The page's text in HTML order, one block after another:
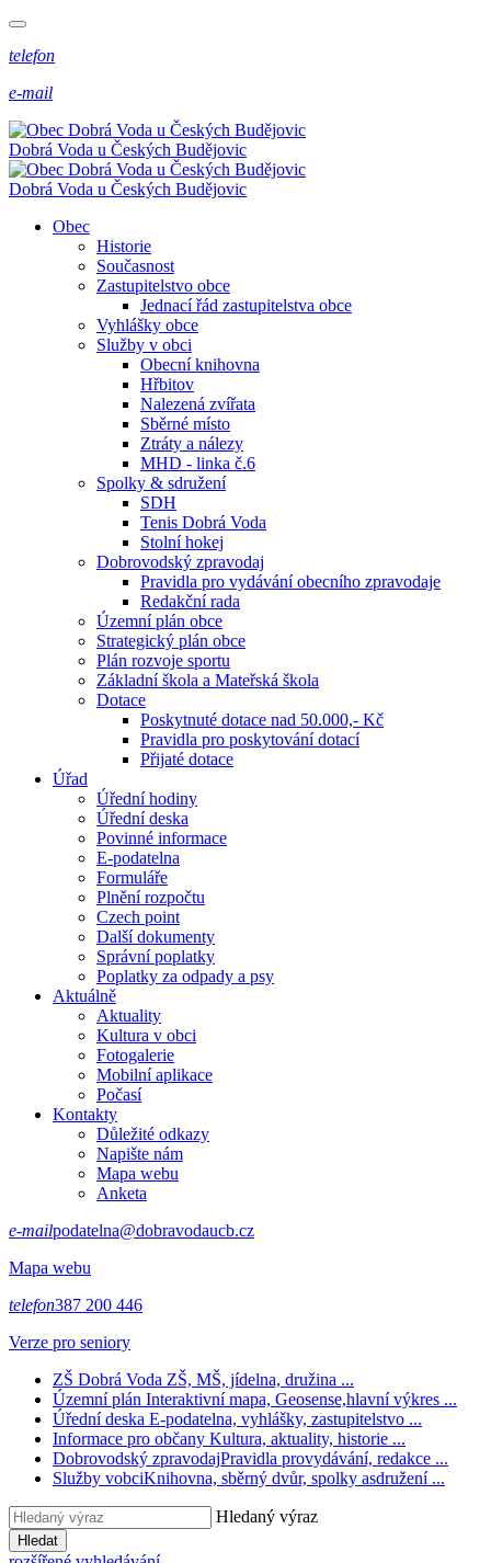
telefon
e-mail
Dobrá Voda u Českých Budějovic
Dobrá Voda u Českých Budějovic
Obec
Historie
Současnost
Zastupitelstvo obce
Jednací řád zastupitelstva obce
Vyhlášky obce
Služby v obci
Obecní knihovna
Hřbitov
Nalezená zvířata
Sběrné místo
Ztráty a nálezy
MHD - linka č.6
Spolky & sdružení
SDH
Tenis Dobrá Voda
Stolní hokej
Dobrovodský zpravodaj
Pravidla pro vydávání obecního zpravodaje
Redakční rada
Územní plán obce
Strategický plán obce
Plán rozvoje sportu
Základní škola a Mateřská škola
Dotace
Poskytnuté dotace nad 50.000,- Kč
Pravidla pro poskytování dotací
Přijaté dotace
Úřad
Úřední hodiny
Úřední deska
Povinné informace
E-podatelna
Formuláře
Plnění rozpočtu
Czech point
Další dokumenty
Správní poplatky
Poplatky za odpady a psy
Aktuálně
Aktuality
Kultura v obci
Fotogalerie
Mobilní aplikace
Počasí
Kontakty
Důležité odkazy
Napište nám
Mapa webu
Anketa
e-mailpodatelna@dobravodaucb.cz
Mapa webu
telefon387 200 446
Verze pro seniory
ZŠ Dobrá Voda ZŠ, MŠ, jídelna, družina ...
Územní plán Interaktivní mapa, Geosense,hlavní výkres ...
Úřední deska E-podatelna, vyhlášky, zastupitelstvo ...
Informace pro občany Kultura, aktuality, historie ...
Dobrovodský zpravodajPravidla provydávání, redakce ...
Služby vobciKnihovna, sběrný dvůr, spolky asdružení ...
Hledaný výraz
Hledat